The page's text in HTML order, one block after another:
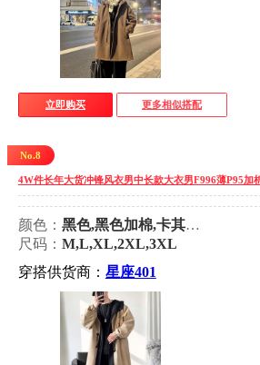
立即购买 更多相似搭配
No.8
4W件长年大货冲锋风衣男中长款大衣男F996薄P95加
颜色： 黑色,黑色加棉,卡其色,卡其加棉
尺码： M,L,XL,2XL,3XL
穿搭供货商： 星座401